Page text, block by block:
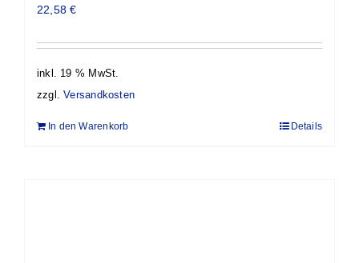
22,58€
inkl. 19 % MwSt.
zzgl.Versandkosten
In den Warenkorb Details